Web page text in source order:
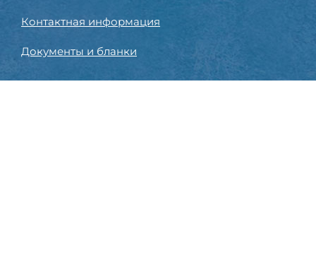
Контактная информация
Документы и бланки